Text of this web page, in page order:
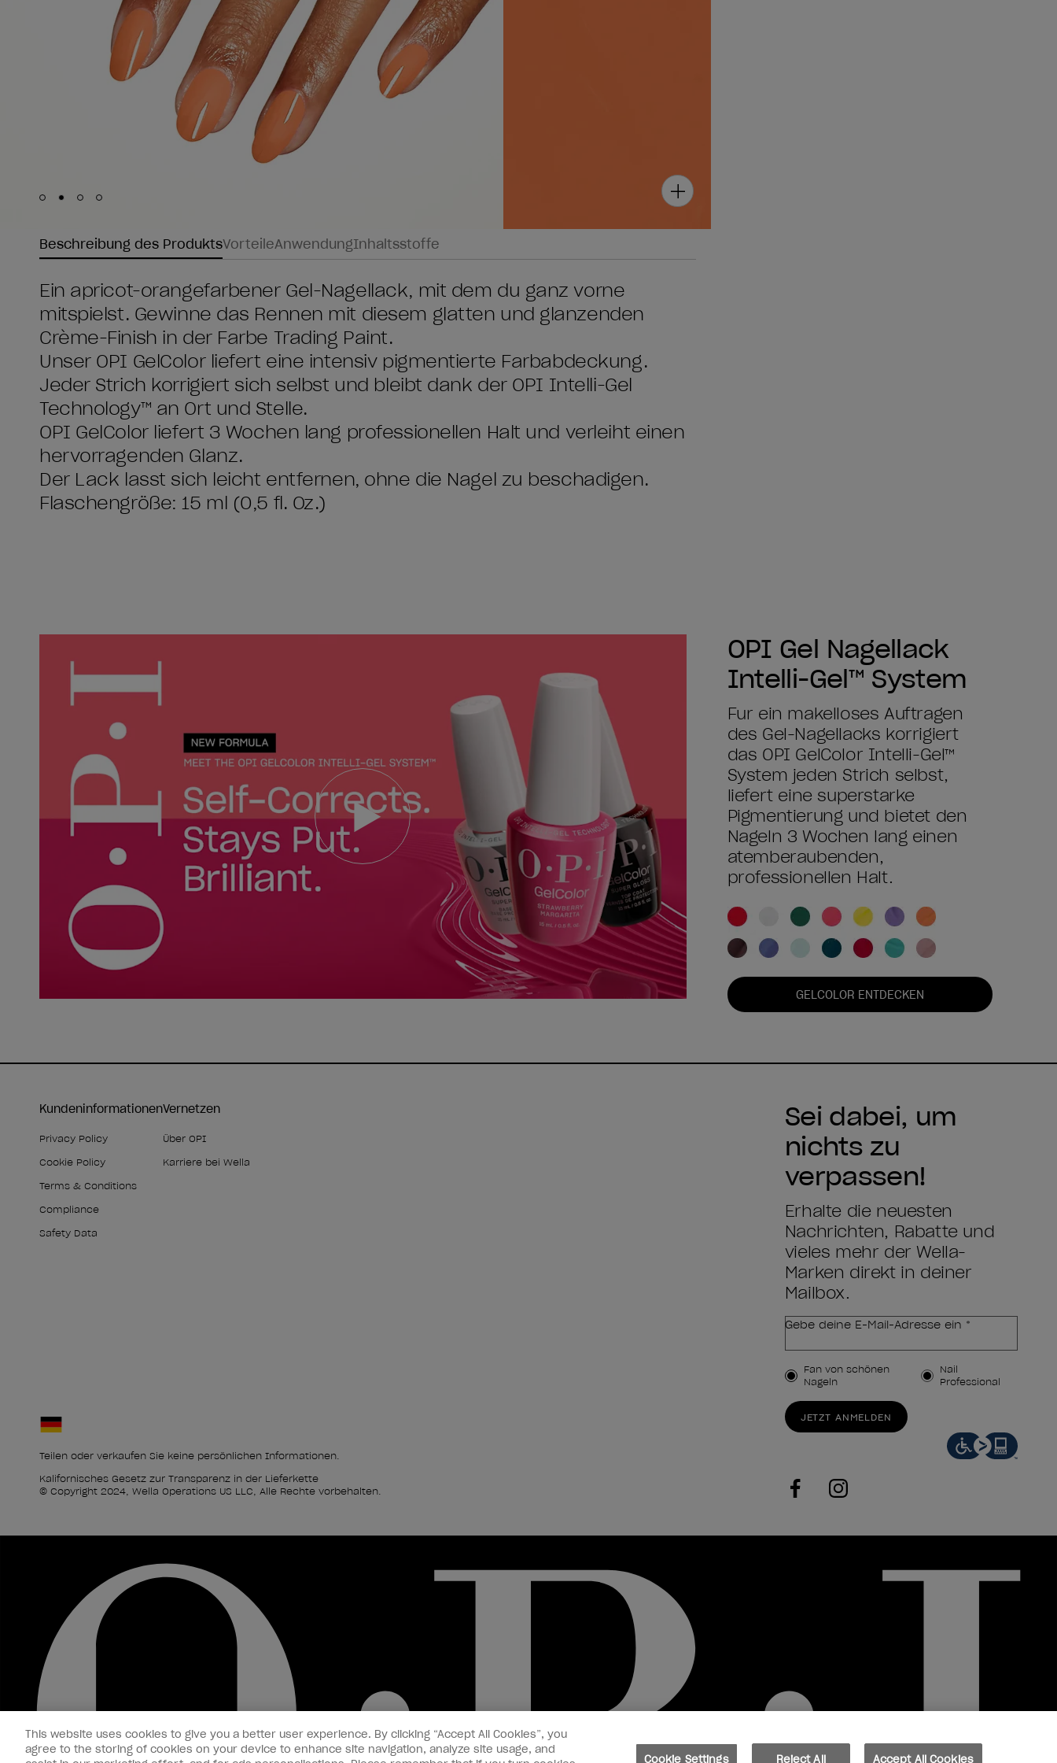
Skip to slide
Skip to slide
Skip to slide
Skip to slide
Beschreibung des ProduktsVorteileAnwendungInhaltsstoffe
Ein apricot-orangefarbener Gel-Nagellack, mit dem du ganz vorne
mitspielst. Gewinne das Rennen mit diesem glatten und glänzenden
Crème-Finish in der Farbe Trading Paint.
Unser OPI GelColor liefert eine intensiv pigmentierte Farbabdeckung.
Jeder Strich korrigiert sich selbst und bleibt dank der OPI Intelli-Gel
Technology™ an Ort und Stelle.
OPI GelColor liefert 3 Wochen lang professionellen Halt und verleiht einen
hervorragenden Glanz.
Der Lack lässt sich leicht entfernen, ohne die Nägel zu beschädigen.
Flaschengröße: 15 ml (0,5 fl. Oz.)
OPI Gel Nagellack
Intelli-Gel™ System
Für ein makelloses Auftragen
des Gel-Nagellacks korrigiert
das OPI GelColor Intelli-Gel™
System jeden Strich selbst,
liefert eine superstarke
Pigmentierung und bietet den
Nägeln 3 Wochen lang einen
atemberaubenden,
professionellen Halt.
GELCOLOR ENTDECKEN
Kundeninformationen
Privacy Policy
Cookie Policy
Terms & Conditions
Compliance
Safety Data
Vernetzen
Über OPI
Karriere bei Wella
Teilen oder verkaufen Sie keine persönlichen Informationen.
Kalifornisches Gesetz zur Transparenz in der Lieferkette
© Copyright 2024, Wella Operations US LLC, Alle Rechte vorbehalten.
Sei dabei, um
nichts zu
verpassen!
Erhalte die neuesten
Nachrichten, Rabatte und
vieles mehr der Wella-
Marken direkt in deiner
Mailbox.
Gebe deine E-Mail-Adresse ein *
Kundenart
Fan von schönen
Nägeln
Nail
Professional
JETZT ANMELDEN
This website uses cookies to give you a better user experience. By clicking “Accept All Cookies”, you
agree to the storing of cookies on your device to enhance site navigation, analyze site usage, and
Cookie Settings Reject All Accept All Cookies